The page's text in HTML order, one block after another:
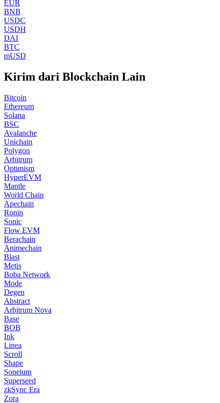
EUR
BNB
USDC
USDH
DAI
BTC
mUSD
Kirim dari Blockchain Lain
Bitcoin
Ethereum
Solana
BSC
Avalanche
Unichain
Polygon
Arbitrum
Optimism
HyperEVM
Mantle
World Chain
Apechain
Ronin
Sonic
Flow EVM
Berachain
Animechain
Blast
Metis
Boba Network
Mode
Degen
Abstract
Arbitrum Nova
Base
BOB
Ink
Linea
Scroll
Shape
Soneium
Superseed
zkSync Era
Zora